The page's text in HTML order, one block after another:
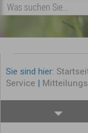
Was suchen Sie...
Sie sind hier:
Service |